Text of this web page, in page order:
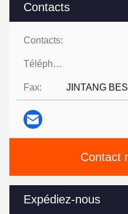
Contacts
Contacts:
Téléphone:
Fax: JINTANG
Contact
Expédiez-nous